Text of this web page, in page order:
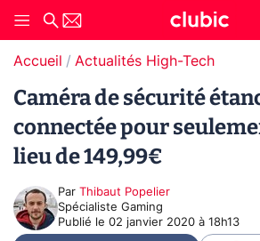
Accueil Actualités High-Tech
Caméra de sécurité
connectée pour
lieu de 149,99€
Par Thibaut Popelier
Spécialiste Gaming
Publié le 02 janvier 2020 à 18h13